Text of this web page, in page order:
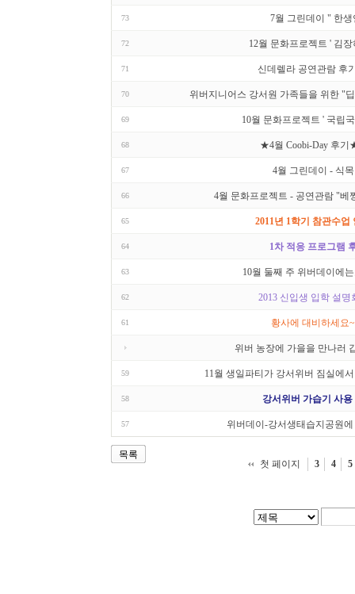
73 7월 그린데이 " 한생
72 12월 문화프로젝트 ' 김장
71 신데렐라 공연관람 후
70 위버지니어스 강서원 가족들을 위한 "
69 10월 문화프로젝트 ' 국립
68 ★4월 Coobi-Day 후
67 4월 그린데이 - 식
66 4월 문화프로젝트 - 공연관람 "베
65 2011년 1학기 참관수업
64 1차 적응 프로그램
63 10월 둘째 주 위버데이에
62 2013 신입생 입학 설명
61 황사에 대비하세요
위버 농장에 가을을 만나러
59 11월 생일파티가 강서위버 짐실에
58 강서위버 가습기 사용
57 위버데이-강서생태습지공원
목록
첫 페이지
3 4 5